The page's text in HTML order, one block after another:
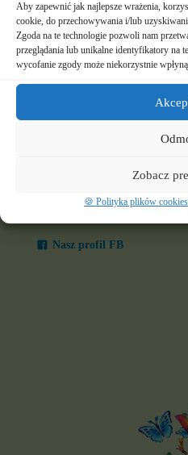
Aby zapewnić jak najlepsze wrażenia,
cookie, do przechowywania i/lub
Zgoda na te technologie pozwoli nam
przeglądania lub unikalne identyfikatory na
wycofanie zgody może niekorzystnie
Zobacz
🍪 Polityka plików cookies
⏲️ Ramowy rozkład dnia
📃 Dokumenty
⛪ Historia Zgromadzenia
Nasz profil FB